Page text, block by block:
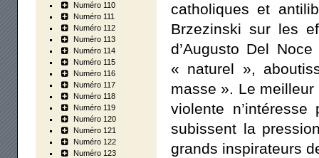
Numéro 110
Numéro 111
Numéro 112
Numéro 113
Numéro 114
Numéro 115
Numéro 116
Numéro 117
Numéro 118
Numéro 119
Numéro 120
Numéro 121
Numéro 122
Numéro 123
catho­liques et
Brze­zins­ki sur les
d’Augusto Del
« natu­rel »,
masse ». Le
vio­lente
subissent la
grands ins­pi­ra­teurs